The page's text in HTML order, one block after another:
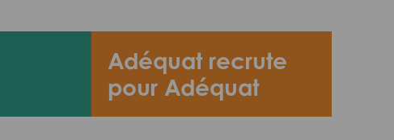
Adéquat recrute
pour Adéquat